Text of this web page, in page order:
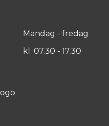
Mandag - fredag
kl. 07.30 - 17.30